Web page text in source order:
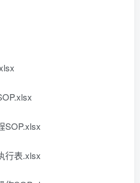
SOP.xlsx
行表.xlsx